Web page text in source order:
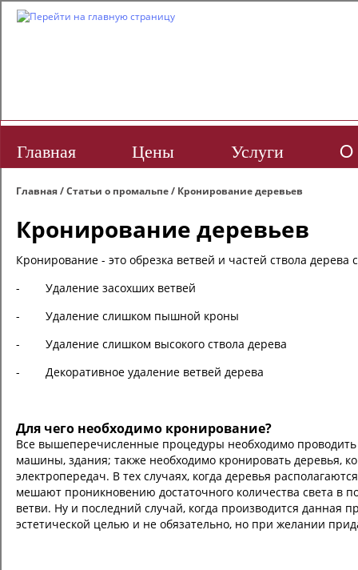
Главная Цены Услуги O
Главная/Статьи о промальпе/ Кронирование деревьев
Кронирование деревьев
Кронирование - это обрезка ветвей и частей ствола
- Удаление засохших ветвей
- Удаление слишком пышной кроны
- Удаление слишком высокого ствола дерева
- Декоративное удаление ветвей дерева
Для чего необходимо кронирование?
Все вышеперечисленные процедуры необходимо проводить
машины, здания; также необходимо кронировать деревья,
электропередач. В тех случаях, когда деревья
мешают проникновению достаточного количества света в
ветви. Ну и последний случай, когда производится данная
эстетической целью и не обязательно, но при желании